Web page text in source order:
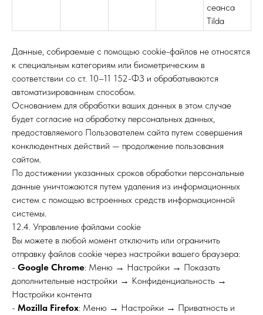
сеанса
Tilda
Данные, собираемые с помощью cookie-файлов не относятся
к специальным категориям или биометрическим в
соответствии со ст. 10–11 152-ФЗ и обрабатываются
автоматизированным способом.
Основанием для обработки ваших данных в этом случае
будет согласие на обработку персональных данных,
предоставляемого Пользователем сайта путем совершения
конклюдентных действий — продолжение пользования
сайтом.
По достижении указанных сроков обработки персональные
данные уничтожаются путем удаления из информационных
систем с помощью встроенных средств информационной
системы.
12.4. Управление файлами cookie
Вы можете в любой момент отключить или ограничить
отправку файлов cookie через настройки вашего браузера:
- Google Chrome: Меню → Настройки → Показать
дополнительные настройки → Конфиденциальность →
Настройки контента
- Mozilla Firefox: Меню → Настройки → Приватность и